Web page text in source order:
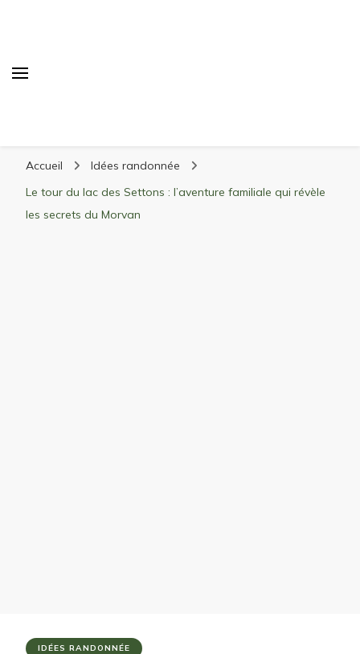
matériel, stations de ski
Accueil
Idées randonnée
Le tour du lac des Settons : l’aventure familiale qui révèle
les secrets du Morvan
IDÉES RANDONNÉE